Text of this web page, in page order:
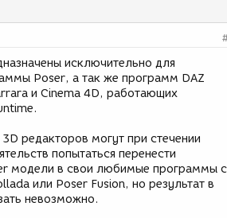
исключительно для
Poser, а так же программ DAZ
и Cinema 4D, работающих
редакторов могут при стечении
попытаться перенести
модели в свои любимые программы с
или Poser Fusion, но результат в
невозможно.